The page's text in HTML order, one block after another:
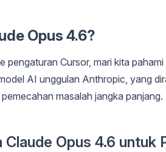
Opus 4.6?
pengaturan Cursor, mari kita
AI unggulan Anthropic, yang
masalah jangka panjang.
Claude Opus 4.6 untuk